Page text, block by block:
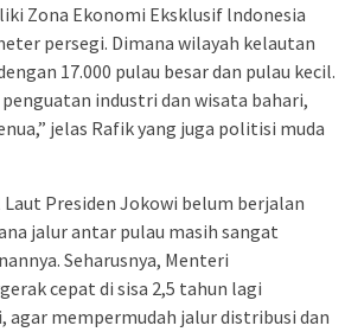
Zona Ekonomi Eksklusif lndonesia
persegi. Dimana wilayah kelautan
17.000 pulau besar dan pulau kecil.
industri dan wisata bahari,
jelas Rafik yang juga politisi muda
Presiden Jokowi belum berjalan
jalur antar pulau masih sangat
Seharusnya, Menteri
cepat di sisa 2,5 tahun lagi
agar mempermudah jalur distribusi dan